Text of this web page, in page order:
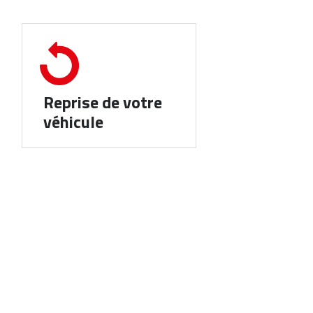
Reprise de votre
véhicule